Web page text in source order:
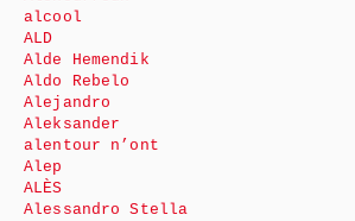
alcool
ALD
Alde Hemendik
Aldo Rebelo
Alejandro
Aleksander
alentour n’ont
Alep
ALÈS
Alessandro Stella